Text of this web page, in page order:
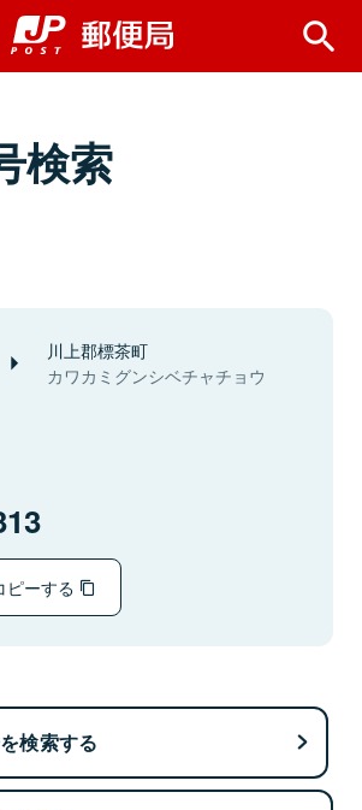
検索
川上郡標茶町
カワカミグンシベチャチョウ
ピーする
検索する